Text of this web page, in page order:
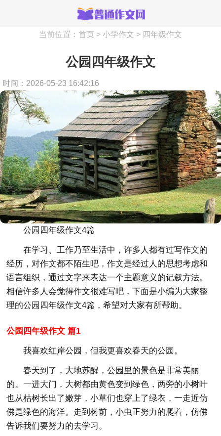
当前位置： 首页 > 小学作文 > 四年级作文
公园四年级作文
时间：2026-05-23 16:42:16
公园四年级作文4篇
在学习、工作乃至生活中，许多人都有过写作文的
经历，对作文都不陌生吧，作文是经过人的思想考虑和
语言组织，通过文字来表达一个主题意义的记叙方法。
相信许多人会觉得作文很难写吧，下面是小编为大家整
理的公园四年级作文4篇，希望对大家有所帮助。
公园四年级作文 篇1
我喜欢红岸公园，但我更喜欢春天的公园。
春天到了，大地苏醒，公园里的景色是非常美丽
的。一进大门，大树都由黄色变到绿色，两旁的小树叶
也从枯树长出了嫩芽，小草们也穿上了绿衣，一走近仿
佛是绿色的海洋。走到树前，小虫正努力的爬着，仿佛
告诉我们要努力的去学习。